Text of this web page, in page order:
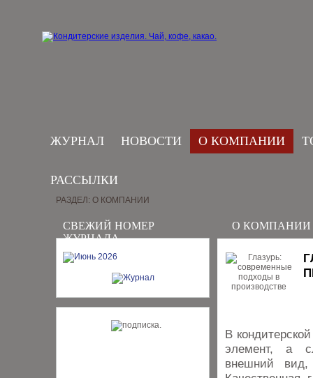
ЖУРНАЛ НОВОСТИ О КОМПАНИИ
РАССЫЛКИ
СВЕЖИЙ НОМЕР
ЖУРНАЛА
РАЗДЕЛ: О КОМПАНИИ
О КОМПАНИИ
В
элемент, а
внешний вид,